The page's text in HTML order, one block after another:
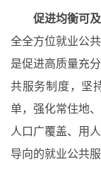
促进均衡可
全全方位就业公
是促进高质量充
共服务制度，坚
单，强化常住地
人口广覆盖、用
导向的就业公共